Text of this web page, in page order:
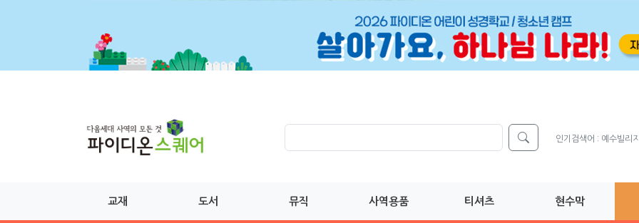
인기검색어 : 예수빌리
교재 도서 뮤직 사역용품 티셔츠 현수막